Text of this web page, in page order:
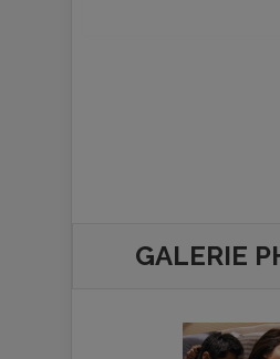
GALERIE